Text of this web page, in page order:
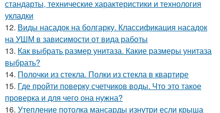
стандарты, технические характеристики и технология
укладки
12. Виды насадок на болгарку. Классификация насадок
на УШМ в зависимости от вида работы
13. Как выбрать размер унитаза. Какие размеры унитаза
выбрать?
14. Полочки из стекла. Полки из стекла в квартире
15. Где пройти поверку счетчиков воды. Что это такое
проверка и для чего она нужна?
16. Утепление потолка мансарды изнутри если крыша